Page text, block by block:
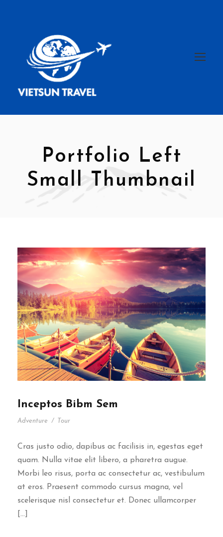
Portfolio Left
Small Thumbnail
Inceptos Bibm Sem
Adventure / Tour
Cras justo odio, dapibus ac facilisis in, egestas eget
quam. Nulla vitae elit libero, a pharetra augue.
Morbi leo risus, porta ac consectetur ac, vestibulum
at eros. Praesent commodo cursus magna, vel
scelerisque nisl consectetur et. Donec ullamcorper
[…]